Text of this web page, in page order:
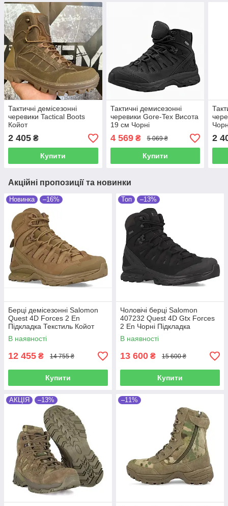
Тактичні демісезонні
черевики Tactical Boots
Койот
2 405 ₴
Купити
Тактичні демисезонні
черевики Gore-Tex Висота
19 см Чорні
4 569₴ 5 069 ₴
Купити
2
Акційні пропозиції та новинки
Новинка –16%
Берці демісезонні Salomon
Quest 4D Forces 2 En
Підкладка Текстиль Койот
В наявності
12 455 ₴ 14 755 ₴
Купити
Топ –13%
Чоловічі берці Salomon
407232 Quest 4D Gtx Forces
2 En Чорні Підкладка
Мембрана: Gore-Tex
В наявності
13 600 ₴ 15 600 ₴
Купити
АКЦІЯ –13% –11%